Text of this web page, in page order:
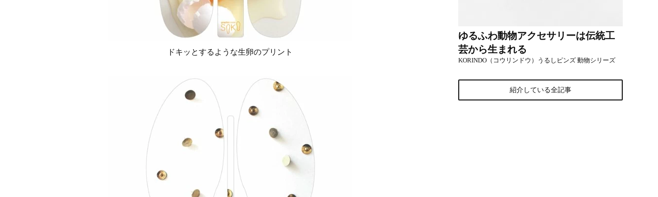
ドキッとするような生卵のプリント
ゆるふわ動物アクセサリーは伝統工
芸から生まれる
KORINDO（コウリンドウ）うるしピンズ 動物シリーズ
紹介している全記事